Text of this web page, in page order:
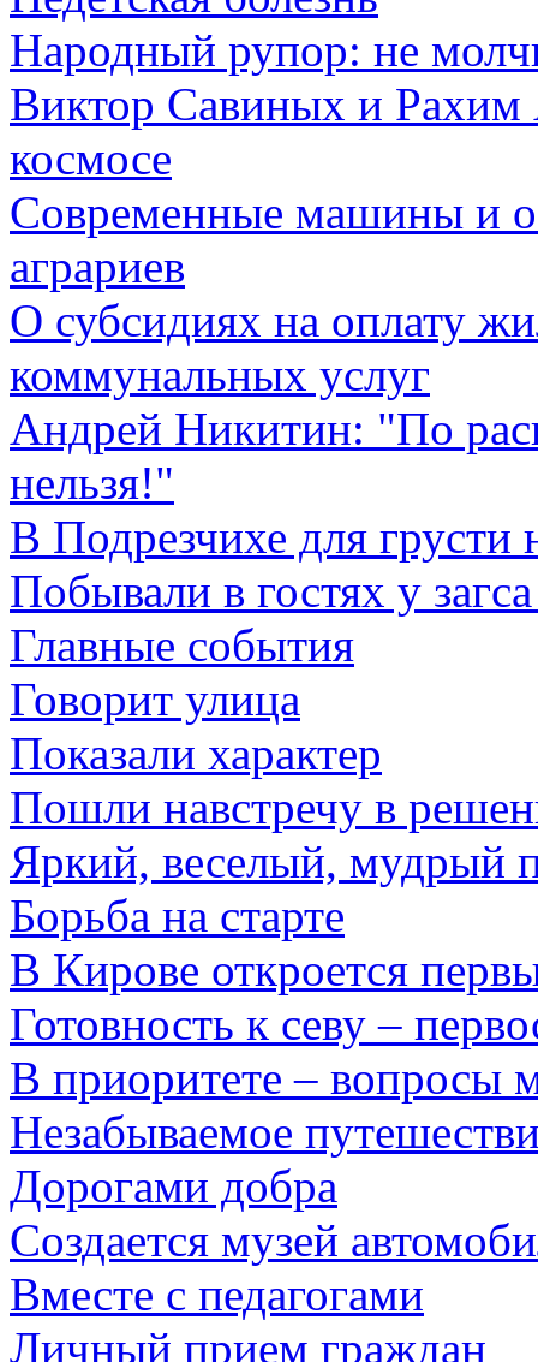
Народный рупор: не
Виктор Савиных и Рахим
космосе
Современные машины и
аграриев
О субсидиях на оплату
коммунальных услуг
Андрей Никитин: "По
нельзя!"
В Подрезчихе для грусти
Побывали в гостях у
Главные события
Говорит улица
Показали характер
Пошли навстречу в
Яркий, веселый, мудрый
Борьба на старте
В Кирове откроется
Готовность к севу –
В приоритете – вопросы
Незабываемое
Дорогами добра
Создается музей
Вместе с педагогами
Личный прием граждан